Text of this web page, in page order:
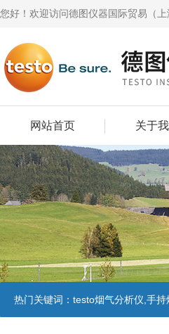
您好！欢迎访问德图仪器国际贸易（上
网站首页 关于
热门关键词： testo烟气分析仪,手